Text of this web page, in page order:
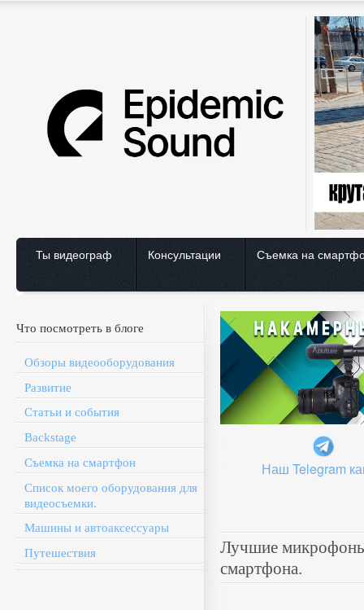
Ты видеограф Консультации Съемка на
Что посмотреть в блоге
Обзоры видеооборудования
Развитие
Статьи и события
Backstage
Съемка на смартфон
Список моего оборудования для
видеосъемки.
Машины и автоаксессуары
Путешествия
Наш Telegram
Лучшие
смартфона.